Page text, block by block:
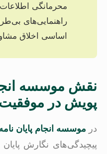
محرمانگی
راهنمایی‌های
اساسی اخلاق
نقش موسسه
پویش در
در موسسه انجام پایان
پیچیدگی‌های نگارش